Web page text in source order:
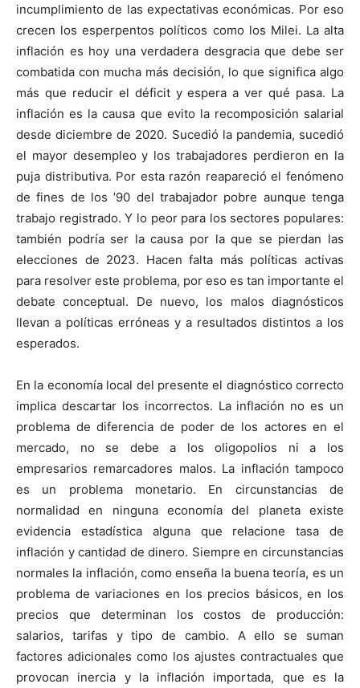
incumplimiento de las expectativas económicas. Por eso
crecen los esperpentos políticos como los Milei. La alta
inflación es hoy una verdadera desgracia que debe ser
combatida con mucha más decisión, lo que significa algo
más que reducir el déficit y espera a ver qué pasa. La
inflación es la causa que evito la recomposición salarial
desde diciembre de 2020. Sucedió la pandemia, sucedió
el mayor desempleo y los trabajadores perdieron en la
puja distributiva. Por esta razón reapareció el fenómeno
de fines de los ’90 del trabajador pobre aunque tenga
trabajo registrado. Y lo peor para los sectores populares:
también podría ser la causa por la que se pierdan las
elecciones de 2023. Hacen falta más políticas activas
para resolver este problema, por eso es tan importante el
debate conceptual. De nuevo, los malos diagnósticos
llevan a políticas erróneas y a resultados distintos a los
esperados.
En la economía local del presente el diagnóstico correcto
implica descartar los incorrectos. La inflación no es un
problema de diferencia de poder de los actores en el
mercado, no se debe a los oligopolios ni a los
empresarios remarcadores malos. La inflación tampoco
es un problema monetario. En circunstancias de
normalidad en ninguna economía del planeta existe
evidencia estadística alguna que relacione tasa de
inflación y cantidad de dinero. Siempre en circunstancias
normales la inflación, como enseña la buena teoría, es un
problema de variaciones en los precios básicos, en los
precios que determinan los costos de producción:
salarios, tarifas y tipo de cambio. A ello se suman
factores adicionales como los ajustes contractuales que
provocan inercia y la inflación importada, que es la